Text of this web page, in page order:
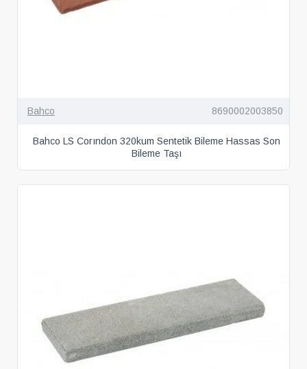
Bahco 8690002003850
Bahco LS Corındon 320kum Sentetik Bileme Hassas Son
Bileme Taşı